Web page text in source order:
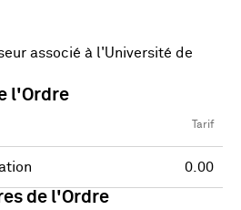
associé à l'Université de
l'Ordre
Tarif
0.00
de l'Ordre